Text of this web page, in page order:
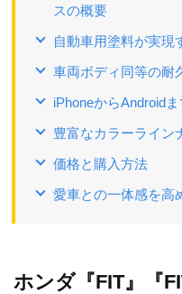
スの概要
自動車用塗料が実現
車両ボディ同等の耐
iPhoneからAndroid
豊富なカラーライン
価格と購入方法
愛車との一体感を高
ホンダ『FIT』『